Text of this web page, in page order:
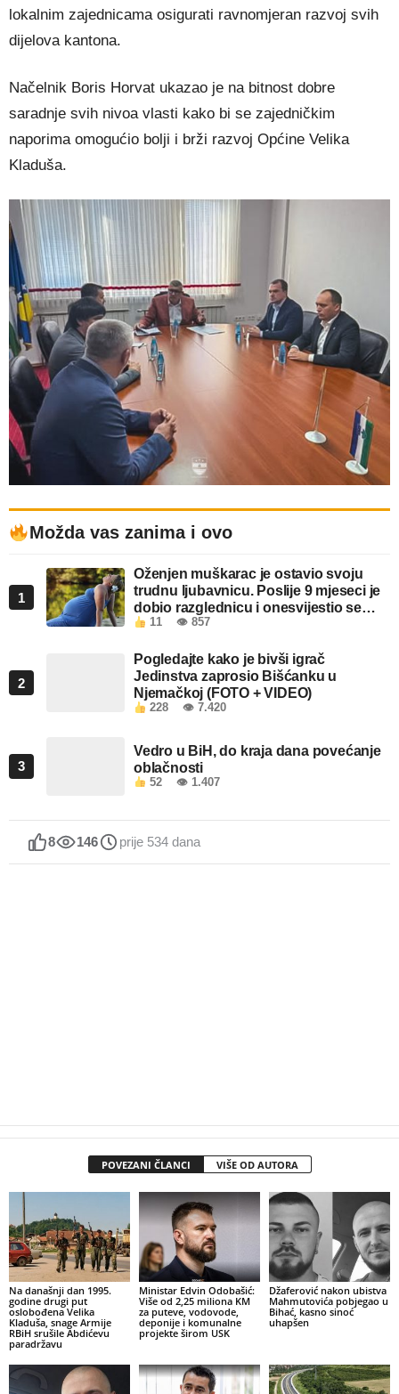
lokalnim zajednicama osigurati ravnomjeran razvoj svih
dijelova kantona.
Načelnik Boris Horvat ukazao je na bitnost dobre
saradnje svih nivoa vlasti kako bi se zajedničkim
naporima omogućio bolji i brži razvoj Općine Velika
Kladuša.
Možda vas zanima i ovo
1
Oženjen muškarac je ostavio svoju
trudnu ljubavnicu. Poslije 9 mjeseci je
dobio razglednicu i onesvijestio se
kada je pročitao šta piše!
11 👁 857
2
Pogledajte kako je bivši igrač
Jedinstva zaprosio Bišćanku u
Njemačkoj (FOTO + VIDEO)
228 👁 7.420
3
Vedro u BiH, do kraja dana povećanje
oblačnosti
52 👁 1.407
8 146 prije 534 dana
POVEZANI ČLANCI VIŠE OD AUTORA
Na današnji dan 1995.
godine drugi put
oslobođena Velika
Kladuša, snage Armije
RBiH srušile Abdićevu
paradržavu
Ministar Edvin Odobašić:
Više od 2,25 miliona KM
za puteve, vodovode,
deponije i komunalne
projekte širom USK
Džaferović nakon ubistva
Mahmutovića pobjegao u
Bihać, kasno sinoć
uhapšen